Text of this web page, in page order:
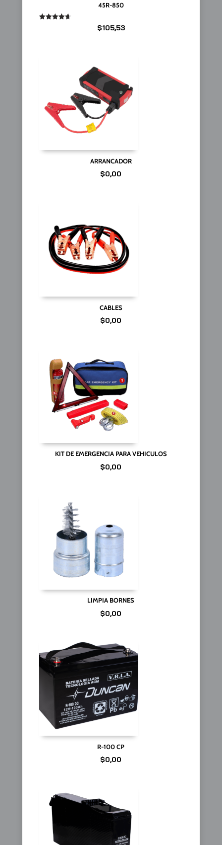
45R-850
$105,53
ARRANCADOR
$0,00
CABLES
$0,00
KIT DE EMERGENCIA PARA VEHICULOS
$0,00
LIMPIA BORNES
$0,00
R-100 CP
$0,00